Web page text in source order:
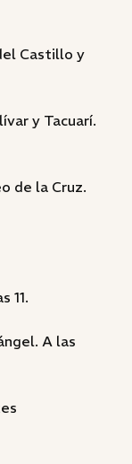
Castillo y
y Tacuarí.
de la Cruz.
11.
A las